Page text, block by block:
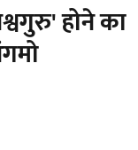
होने का